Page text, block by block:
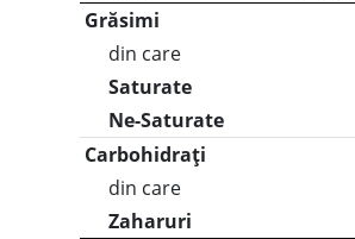
Grăsimi
din care
Saturate
Ne-Saturate
Carbohidrați
din care
Zaharuri